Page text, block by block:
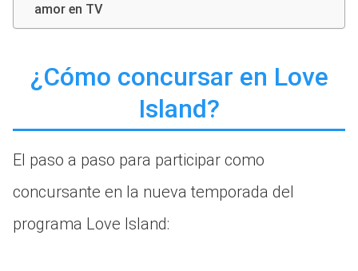
amor en TV
¿Cómo concursar en Love
Island?
El paso a paso para participar como
concursante en la nueva temporada del
programa Love Island: